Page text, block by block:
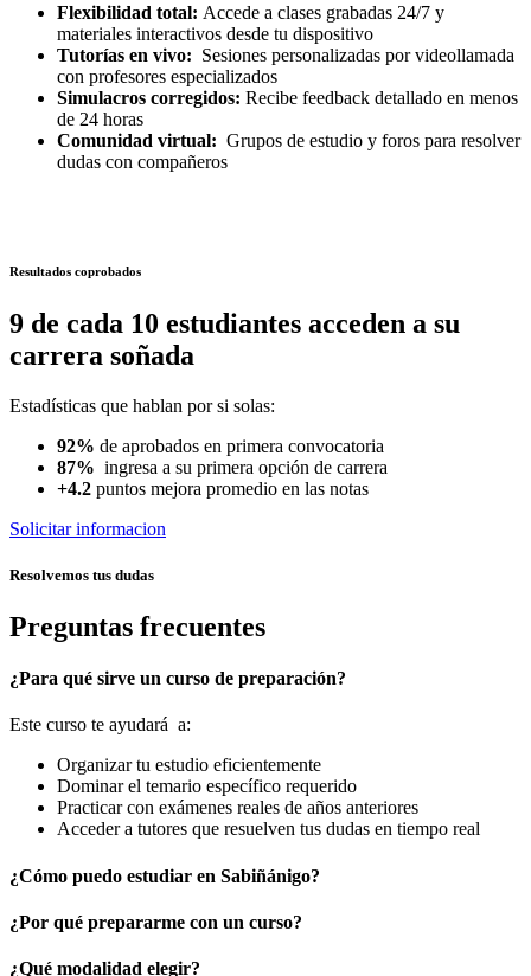
Flexibilidad total: Accede a clases grabadas 24/7 y
materiales interactivos desde tu dispositivo
Tutorías en vivo: Sesiones personalizadas por videollamada
con profesores especializados
Simulacros corregidos: Recibe feedback detallado en menos
de 24 horas
Comunidad virtual: Grupos de estudio y foros para resolver
dudas con compañeros
Resultados coprobados
9 de cada 10 estudiantes acceden a su
carrera soñada
Estadísticas que hablan por si solas:
92% de aprobados en primera convocatoria
87% ingresa a su primera opción de carrera
+4.2 puntos mejora promedio en las notas
Solicitar informacion
Resolvemos tus dudas
Preguntas frecuentes
¿Para qué sirve un curso de preparación?
Este curso te ayudará a:
Organizar tu estudio eficientemente
Dominar el temario específico requerido
Practicar con exámenes reales de años anteriores
Acceder a tutores que resuelven tus dudas en tiempo real
¿Cómo puedo estudiar en Sabiñánigo?
¿Por qué prepararme con un curso?
¿Qué modalidad elegir?